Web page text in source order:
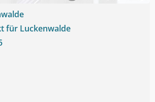
für Luckenwalde